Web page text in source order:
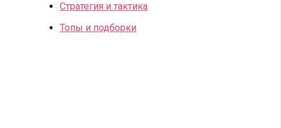
Стратегия и тактика
Топы и подборки